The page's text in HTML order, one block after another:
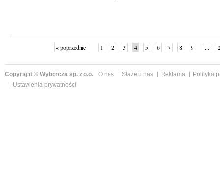
« poprzednie 1 2 3 4 5 6 7 8 9 ...
Copyright © Wyborcza sp. z o.o. O nas Staże u nas Reklama
Polityka
Ustawienia prywatności